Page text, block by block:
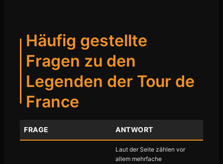
Häufig gestellte
Fragen zu den
Legenden der Tour de
France
FRAGE ANTWORT
Laut der Seite zählen vor
allem mehrfache